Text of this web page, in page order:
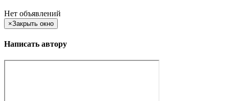
Нет объявлений
×Закрыть окно
Написать автору